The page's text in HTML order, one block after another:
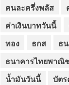
คนละครึ่งพลัส
ค่าเงินบาทวันนี้
ทอง
ธกส
ธ
ธนาคารไทยพาณิ
น้ำมันวันนี้
บัต